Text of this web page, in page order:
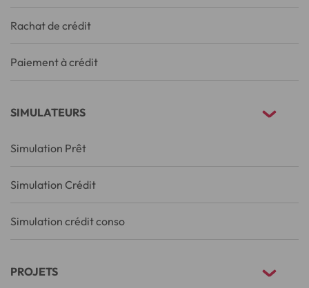
Rachat de crédit
Paiement à crédit
SIMULATEURS
Simulation Prêt
Simulation Crédit
Simulation crédit conso
PROJETS